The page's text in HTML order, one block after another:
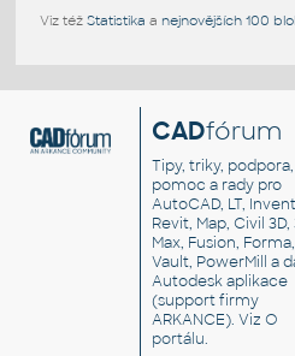
Viz též Statistika a nejnovějších 100
CADfórum
Tipy, triky, podpora,
pomoc a rady pro
AutoCAD, LT,
Revit, Map, Civil 3D,
Max, Fusion, Forma,
Vault, PowerMill a
Autodesk aplikace
(support firmy
ARKANCE). VizO
portálu.